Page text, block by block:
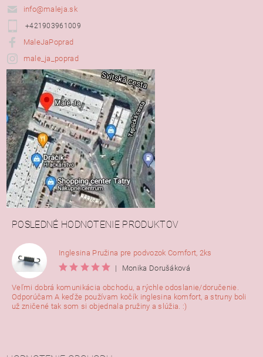
info@maleja.sk
+421903961009
MaleJaPoprad
male_ja_poprad
POSLEDNÉ HODNOTENIE PRODUKTOV
Inglesina Pružina pre podvozok Comfort, 2ks
|
Monika Dorušáková
Veľmi dobrá komunikácia obchodu, a rýchle odoslanie/doručenie.
Odporúčam A keďže používam kočík inglesina komfort, a struny boli
už zničené tak som si objednala pružiny a slúžia. :)